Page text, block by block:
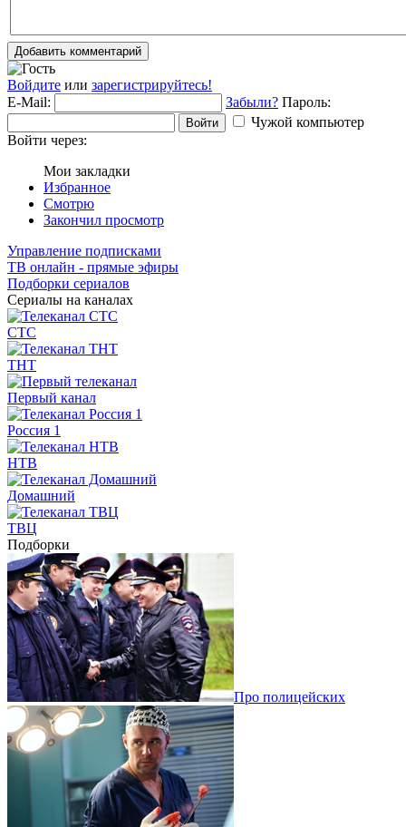
Добавить комментарий
Войдите или зарегистрируйтесь!
E-Mail:
Забыли? Пароль:
Войти
Чужой компьютер
Войти через:
Мои закладки
Избранное
Смотрю
Закончил просмотр
Управление подписками
ТВ онлайн - прямые эфиры
Подборки сериалов
Сериалы на каналах
СТС
ТНТ
Первый канал
Россия 1
НТВ
Домашний
ТВЦ
Подборки
Про полицейских